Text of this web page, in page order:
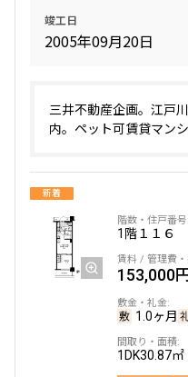
4階４０１
298,000
無 無
2LDK+WIC
新築 三井
お問
竣工日
2005年09月20日
三井不動産企画。江戸
内。ペット可賃貸マンシ
新着
1階１１６
153,000
1.0ヶ月
1DK30.87㎡